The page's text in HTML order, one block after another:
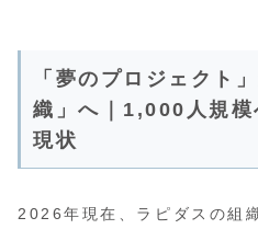
「夢のプロジェクト
織」へ｜1,000人規模
現状
2026年現在、ラピダスの組